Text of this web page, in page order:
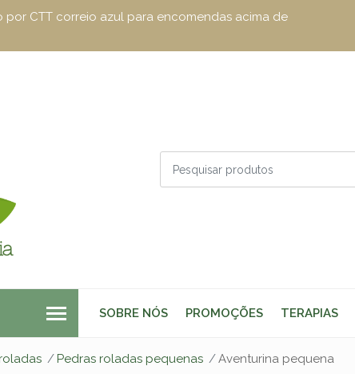
por CTT correio azul para encomendas acima de
SOBRE NÓS PROMOÇÕES TERAPIAS
Pedras roladas pequenas Aventurina pequena